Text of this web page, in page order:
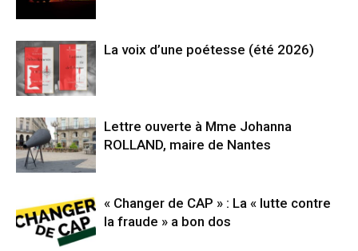
La voix d’une poétesse (été 2026)
Lettre ouverte à Mme Johanna
ROLLAND, maire de Nantes
« Changer de CAP » : La « lutte contre
la fraude » a bon dos